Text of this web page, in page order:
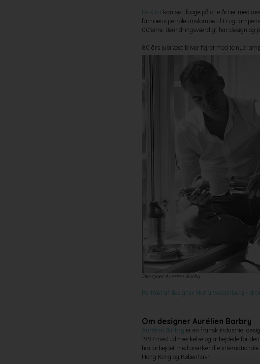
Le Klint kan se tilbage på otte årtier med
familiens petroleumslampe til
00’erne. Beundringsværdigt har design og
80 års jubilæet bliver fejret med to nye
Designer Aurélien Barby
Portræt af designer Maria Westerberg -
Om designer Aurélien Barbry
Aurélien Barbry er en fransk industriel
1997 med udmærkelse og arbejdede for
har arbejdet med anerkendte
Hong Kong og København.